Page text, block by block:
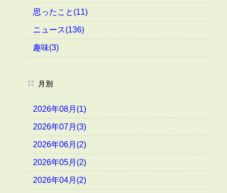
思ったこと(11)
ニュース(136)
趣味(3)
月別
2026年08月(1)
2026年07月(3)
2026年06月(2)
2026年05月(2)
2026年04月(2)